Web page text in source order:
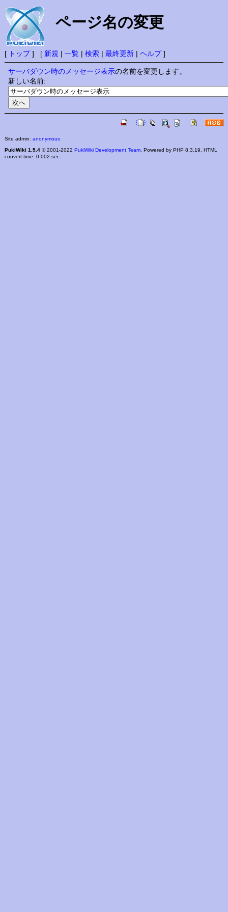
ページ名の変更
[ トップ] [ 新規 | 一覧| 検索| 最終更新| ヘルプ]
サーバダウン時のメッセージ表示の名前を変更します。
新しい名前:
Site admin: anonymous
PukiWiki 1.5.4© 2001-2022 PukiWiki Development Team. Powered by PHP 8.3.19. HTML
convert time: 0.002 sec.